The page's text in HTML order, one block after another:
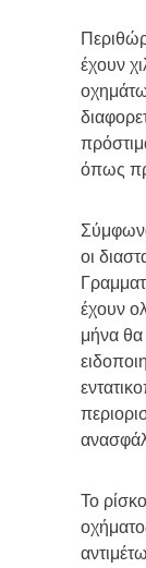
έχουν
όπως
οι
έχουν
μήνα θα
Το